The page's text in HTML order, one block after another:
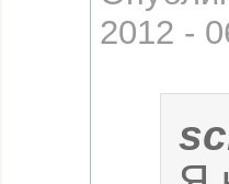
2012 -